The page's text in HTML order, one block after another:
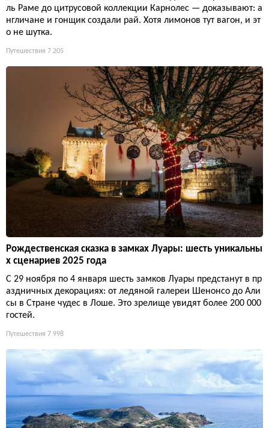
ль Раме до цитрусовой коллекции Карнолес — доказывают: а
нгличане и гонщик создали рай. Хотя лимонов тут вагон, и эт
о не шутка.
Путешествия 7 205
Рождественская сказка в замках Луары: шесть уникальны
х сценариев 2025 года
С 29 ноября по 4 января шесть замков Луары предстанут в пр
аздничных декорациях: от ледяной галереи Шенонсо до Али
сы в Стране чудес в Лоше. Это зрелище увидят более 200 000
гостей.
Путешествия 7 998